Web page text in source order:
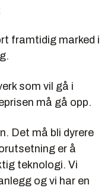
framtidig marked i
som vil gå i
må gå opp.
Det må bli dyrere
er å
teknologi. Vi
og vi har en